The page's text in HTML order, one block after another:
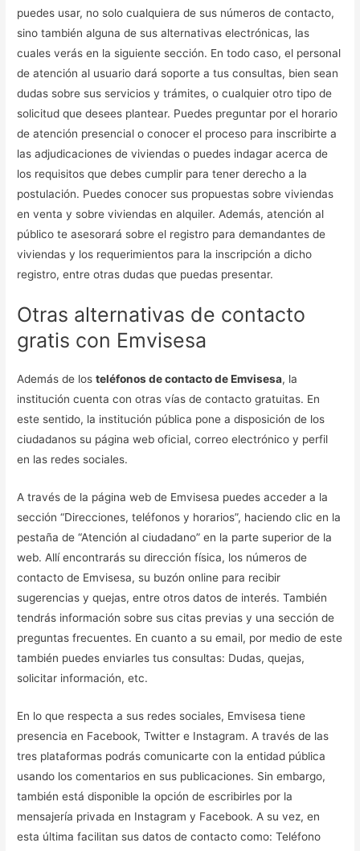
puedes usar, no solo cualquiera de sus números de contacto,
sino también alguna de sus alternativas electrónicas, las
cuales verás en la siguiente sección. En todo caso, el personal
de atención al usuario dará soporte a tus consultas, bien sean
dudas sobre sus servicios y trámites, o cualquier otro tipo de
solicitud que desees plantear. Puedes preguntar por el horario
de atención presencial o conocer el proceso para inscribirte a
las adjudicaciones de viviendas o puedes indagar acerca de
los requisitos que debes cumplir para tener derecho a la
postulación. Puedes conocer sus propuestas sobre viviendas
en venta y sobre viviendas en alquiler. Además, atención al
público te asesorará sobre el registro para demandantes de
viviendas y los requerimientos para la inscripción a dicho
registro, entre otras dudas que puedas presentar.
Otras alternativas de contacto
gratis con Emvisesa
Además de losteléfonos de contacto de Emvisesa, la
institución cuenta con otras vías de contacto gratuitas. En
este sentido, la institución pública pone a disposición de los
ciudadanos su página web oficial, correo electrónico y perfil
en las redes sociales.
A través de la página web de Emvisesa puedes acceder a la
sección “Direcciones, teléfonos y horarios”, haciendo clic en la
pestaña de “Atención al ciudadano” en la parte superior de la
web. Allí encontrarás su dirección física, los números de
contacto de Emvisesa, su buzón online para recibir
sugerencias y quejas, entre otros datos de interés. También
tendrás información sobre sus citas previas y una sección de
preguntas frecuentes. En cuanto a su email, por medio de este
también puedes enviarles tus consultas: Dudas, quejas,
solicitar información, etc.
En lo que respecta a sus redes sociales, Emvisesa tiene
presencia en Facebook, Twitter e Instagram. A través de las
tres plataformas podrás comunicarte con la entidad pública
usando los comentarios en sus publicaciones. Sin embargo,
también está disponible la opción de escribirles por la
mensajería privada en Instagram y Facebook. A su vez, en
esta última facilitan sus datos de contacto como: Teléfono